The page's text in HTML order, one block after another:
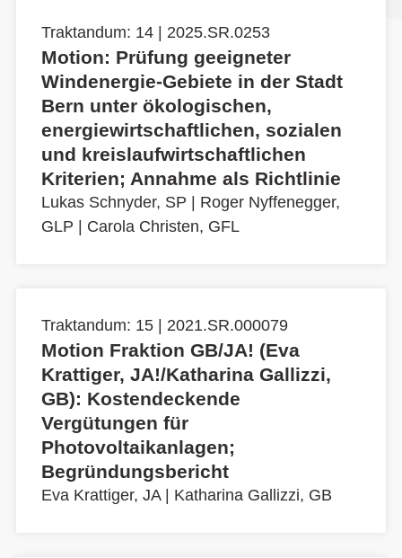
Traktandum: 14 | 2025.SR.0253
Motion: Prüfung geeigneter
Windenergie-Gebiete in der Stadt
Bern unter ökologischen,
energiewirtschaftlichen, sozialen
und kreislaufwirtschaftlichen
Kriterien; Annahme als Richtlinie
Lukas Schnyder, SP
Roger Nyffenegger,
GLP
Carola Christen, GFL
Traktandum: 15 | 2021.SR.000079
Motion Fraktion GB/JA! (Eva
Krattiger, JA!/Katharina Gallizzi,
GB): Kostendeckende
Vergütungen für
Photovoltaikanlagen;
Begründungsbericht
Eva Krattiger, JA| Katharina Gallizzi, GB